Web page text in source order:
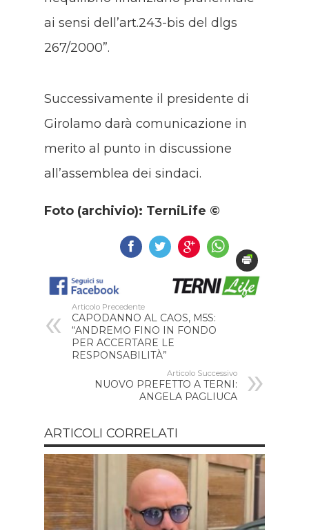
ai sensi dell’art.243-bis del dlgs
267/2000”.
Successivamente il presidente di
Girolamo darà comunicazione in
merito al punto in discussione
all’assemblea dei sindaci.
Foto (archivio): TerniLife ©
Articolo Precedente
CAPODANNO AL CAOS, M5S:
“ANDREMO FINO IN FONDO
PER ACCERTARE LE
RESPONSABILITÀ”
Articolo Successivo
NUOVO PREFETTO A TERNI:
ANGELA PAGLIUCA
ARTICOLI CORRELATI